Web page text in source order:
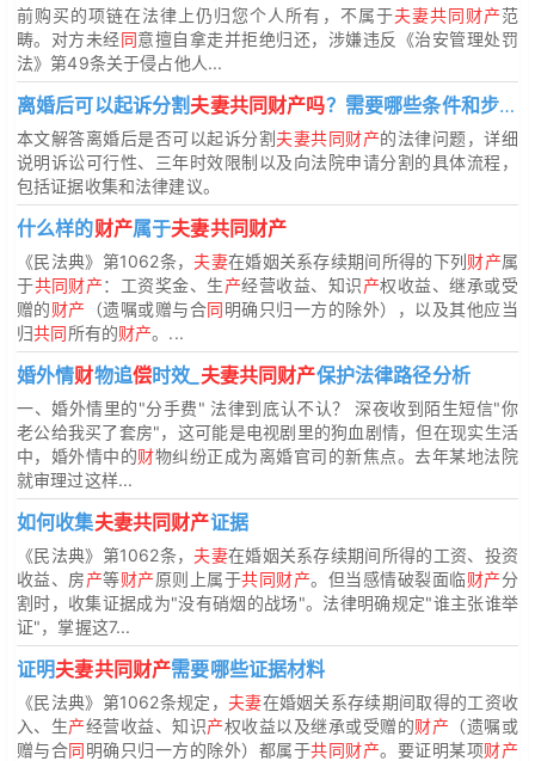
前购买的项链在法律上仍归您个人所有，不属于夫妻共同财产范
畴。对方未经同意擅自拿走并拒绝归还，涉嫌违反《治安管理处罚
法》第49条关于侵占他人...
离婚后可以起诉分割 夫妻共同财产吗？需要哪些条件和步骤？
本文解答离婚后是否可以起诉分割 夫妻共同财产的法律问题，详细
说明诉讼可行性、三年时效限制以及向法院申请分割的具体流程，
包括证据收集和法律建议。
什么样的财产属于夫妻共同财产
《民法典》第1062条， 夫妻在婚姻关系存续期间所得的下列财产属
于共同财产：工资奖金、生产经营收益、知识产权收益、继承或受
赠的财产 （遗嘱或赠与合同明确只归一方的除外），以及其他应当
归共同所有的财产。...
婚外情财物追偿时效_ 夫妻共同财产保护法律路径分析
一、婚外情里的"分手费" 法律到底认不认？ 深夜收到陌生短信"你
老公给我买了套房"，这可能是电视剧里的狗血剧情，但在现实生活
中，婚外情中的财物纠纷正成为离婚官司的新焦点。去年某地法院
就审理过这样...
如何收集夫妻共同财产证据
《民法典》第1062条， 夫妻在婚姻关系存续期间所得的工资、投资
收益、房产等财产原则上属于共同财产。但当感情破裂面临财产分
割时，收集证据成为"没有硝烟的战场"。法律明确规定"谁主张谁举
证"，掌握这7...
证明夫妻共同财产需要哪些证据材料
《民法典》第1062条规定， 夫妻在婚姻关系存续期间取得的工资收
入、生产经营收益、知识产权收益以及继承或受赠的财产 （遗嘱或
赠与合同明确只归一方的除外）都属于共同财产。要证明某项财产